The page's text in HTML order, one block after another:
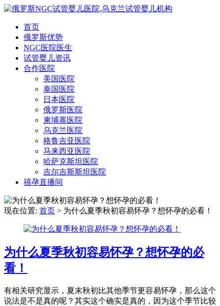
首页
俄罗斯优势
NGC医院医生
试管婴儿资讯
合作医院
美国医院
泰国医院
日本医院
俄罗斯医院
柬埔寨医院
乌克兰医院
格鲁吉亚医院
马来西亚医院
哈萨克斯坦医院
吉尔吉斯斯坦医院
禧孕直播间
现在位置: 首页 > 为什么夏季秋初容易怀孕？想怀孕的必看！
为什么夏季秋初容易怀孕？想怀孕的必
看！
有相关研究显示，夏末秋初比其他季节更容易怀孕，那么这个
说法是不是真的呢？其实这个确实是真的，因为这个季节比较